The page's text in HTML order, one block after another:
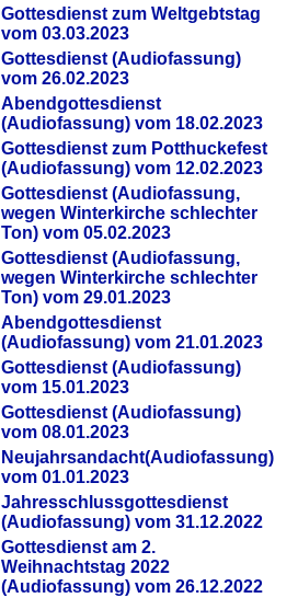
Gottesdienst zum Weltgebtstag
vom 03.03.2023
Gottesdienst (Audiofassung)
vom 26.02.2023
Abendgottesdienst
(Audiofassung) vom 18.02.2023
Gottesdienst zum Potthuckefest
(Audiofassung) vom 12.02.2023
Gottesdienst (Audiofassung,
wegen Winterkirche schlechter
Ton) vom 05.02.2023
Gottesdienst (Audiofassung,
wegen Winterkirche schlechter
Ton) vom 29.01.2023
Abendgottesdienst
(Audiofassung) vom 21.01.2023
Gottesdienst (Audiofassung)
vom 15.01.2023
Gottesdienst (Audiofassung)
vom 08.01.2023
Neujahrsandacht(Audiofassung)
vom 01.01.2023
Jahresschlussgottesdienst
(Audiofassung) vom 31.12.2022
Gottesdienst am 2.
Weihnachtstag 2022
(Audiofassung) vom 26.12.2022